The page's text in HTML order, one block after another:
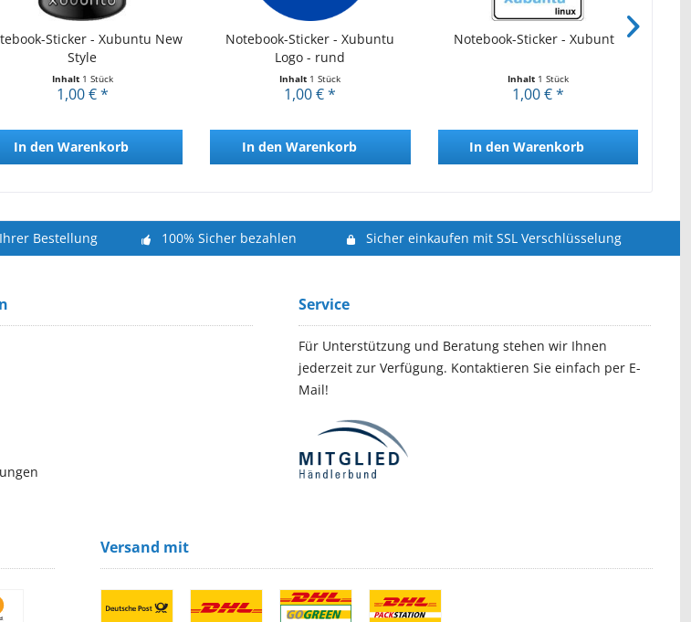
Sticker - Xubuntu New
Style
Inhalt 1 Stück
1,00 € *
In den Warenkorb
Notebook-Sticker - Xubuntu
Logo - rund
Inhalt 1 Stück
1,00 € *
In den Warenkorb
Notebook-Sticker - Xubuntu
Inhalt 1 Stück
1,00 € *
In den Warenkorb
Bestellung 100% Sicher bezahlen Sicher einkaufen mit SSL Verschlüsselung
Service
Für Unterstützung und Beratung stehen wir Ihnen
jederzeit zur Verfügung. Kontaktieren Sie einfach per E-
Mail!
Versand mit